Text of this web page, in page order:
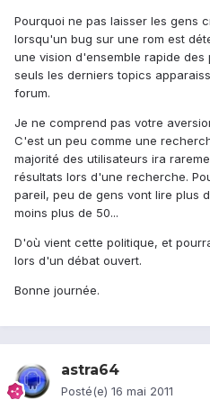
Pourquoi ne pas laisser les gens
lorsqu'un bug sur une rom est
une vision d'ensemble rapide
seuls les derniers topics
forum.
Je ne comprend pas votre
C'est un peu comme une
majorité des utilisateurs ira
résultats lors d'une recherche.
pareil, peu de gens vont lire plus
moins plus de 50...
D'où vient cette politique, et
lors d'un débat ouvert.
Bonne journée.
astra64
Posté(e) 16 mai 2011